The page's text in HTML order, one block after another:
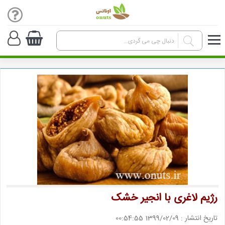
رژیم لاغری با انجیر خشک
تاریخ انتشار : 1399/02/09 00:54:55